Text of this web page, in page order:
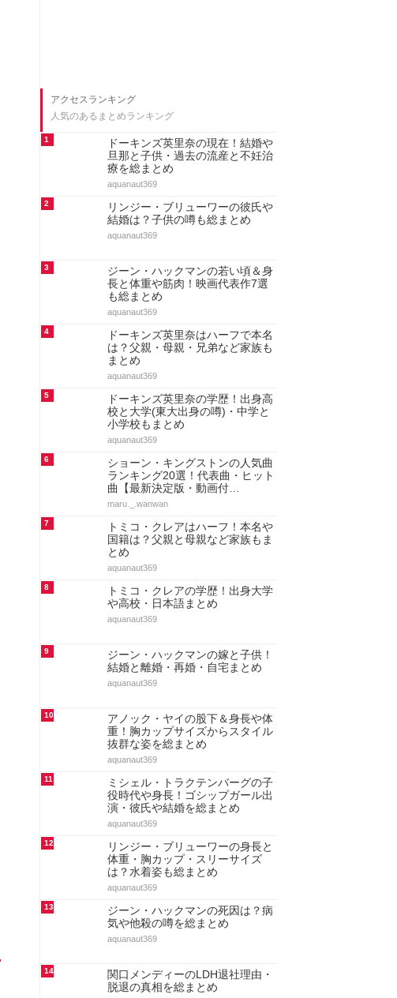
アクセスランキング
人気のあるまとめランキング
1
ドーキンズ英里奈の現在！結婚や
旦那と子供・過去の流産と不妊治
療を総まとめ
aquanaut369
2
リンジー・ブリューワーの彼氏や
結婚は？子供の噂も総まとめ
aquanaut369
3
ジーン・ハックマンの若い頃＆身
長と体重や筋肉！映画代表作7選
も総まとめ
aquanaut369
4
ドーキンズ英里奈はハーフで本名
は？父親・母親・兄弟など家族も
まとめ
aquanaut369
5
ドーキンズ英里奈の学歴！出身高
校と大学(東大出身の噂)・中学と
小学校もまとめ
aquanaut369
6
ショーン・キングストンの人気曲
ランキング20選！代表曲・ヒット
曲【最新決定版・動画付…
maru._.wanwan
7
トミコ・クレアはハーフ！本名や
国籍は？父親と母親など家族もま
とめ
aquanaut369
8
トミコ・クレアの学歴！出身大学
や高校・日本語まとめ
aquanaut369
9
ジーン・ハックマンの嫁と子供！
結婚と離婚・再婚・自宅まとめ
aquanaut369
10
アノック・ヤイの股下＆身長や体
重！胸カップサイズからスタイル
抜群な姿を総まとめ
aquanaut369
11
ミシェル・トラクテンバーグの子
役時代や身長！ゴシップガール出
演・彼氏や結婚を総まとめ
aquanaut369
12
リンジー・ブリューワーの身長と
体重・胸カップ・スリーサイズ
は？水着姿も総まとめ
aquanaut369
13
ジーン・ハックマンの死因は？病
気や他殺の噂を総まとめ
aquanaut369
14
関口メンディーのLDH退社理由・
脱退の真相を総まとめ